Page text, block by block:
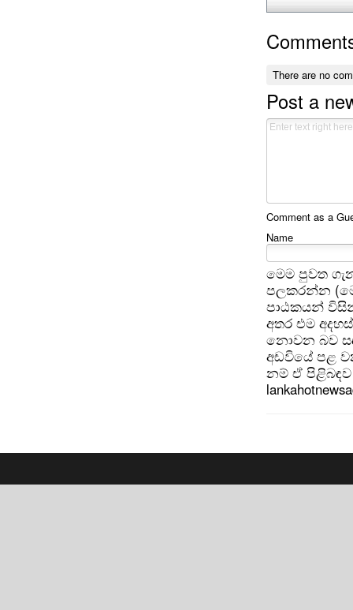
There are no
Post a
Comment as a
Name
මෙම පුවත
පලකරන්න
පාඨකයන්
අතර එම
නොවන බව
අඩවියේ පළ
නම් ඒ පිළිබඳව